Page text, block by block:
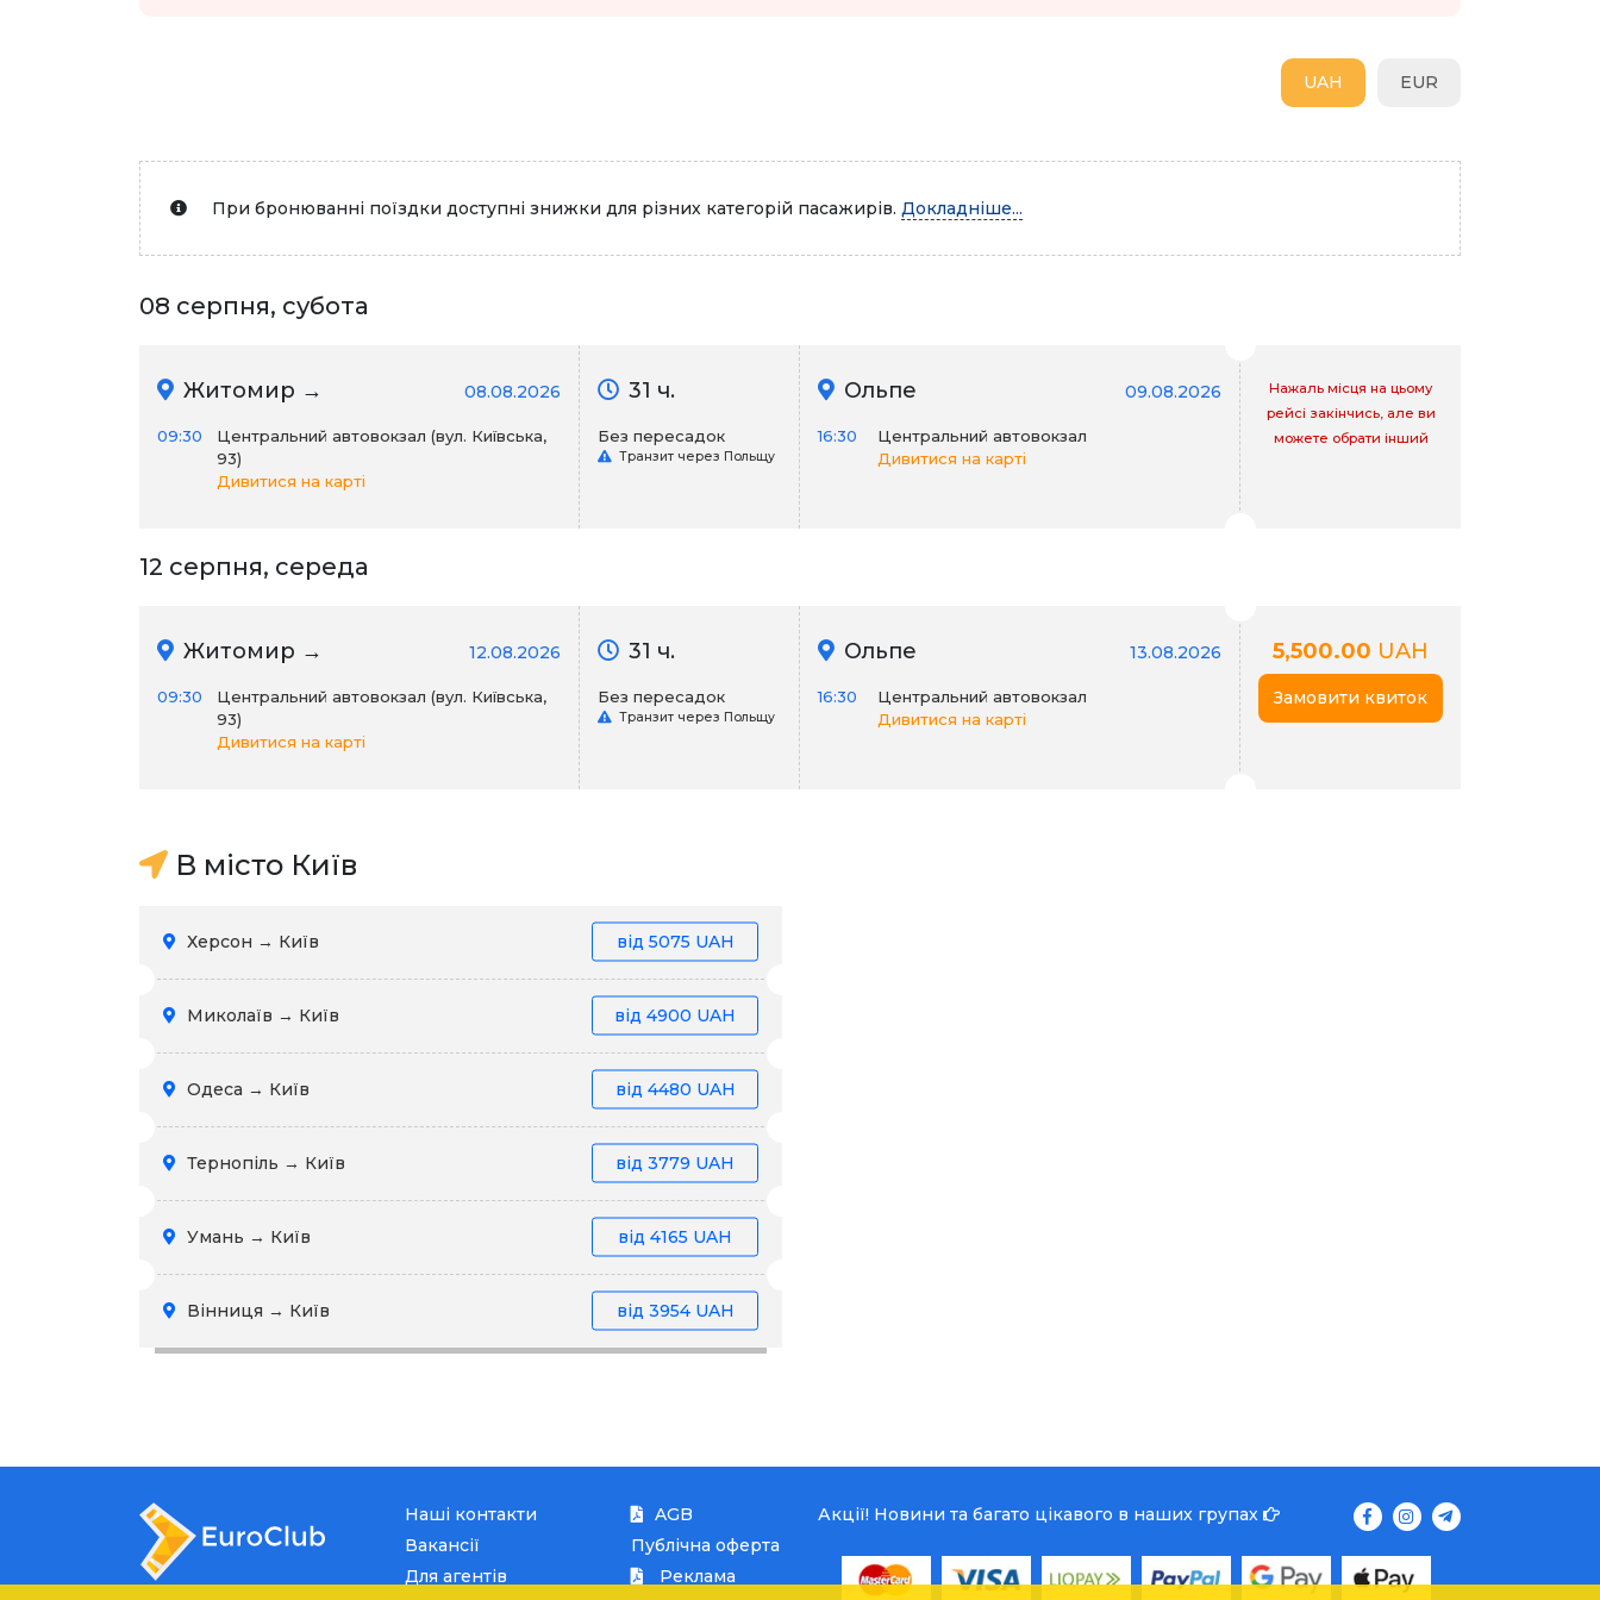
EUR
UAH
При бронюванні поїздки доступні знижки для різних категорій пасажирів. Докладніше...
08 серпня, субота
Житомир → 08.08.2026
09:30
Центральний автовокзал (вул. Київська,
93)
Дивитися на карті
31 ч.
Без пересадок
Транзит через Польщу
Ольпе 09.08.2026
16:30
Центральний автовокзал
Дивитися на карті
Нажаль місця на цьому
рейсі закінчись, але ви
можете обрати інший
12 серпня, середа
Житомир → 12.08.2026
09:30
Центральний автовокзал (вул. Київська,
93)
Дивитися на карті
31 ч.
Без пересадок
Транзит через Польщу
Ольпе 13.08.2026
16:30
Центральний автовокзал
Дивитися на карті
5,500.00 UAH
Замовити квиток
В місто Київ
Херсон → Київ від 5075 UAH
Миколаїв → Київ від 4900 UAH
Одеса → Київ від 4480 UAH
Тернопіль → Київ від 3779 UAH
Умань → Київ від 4165 UAH
Вінниця → Київ від 3954 UAH
Наші контакти
Вакансії
Для агентів
AGB
Публічна оферта
Реклама
Акції! Новини та багато цікавого в наших групах